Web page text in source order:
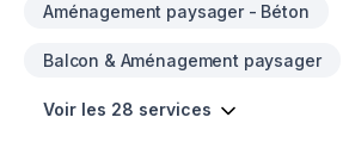
Aménagement paysager - Béton
Balcon & Aménagement paysager
Voir les 28 services